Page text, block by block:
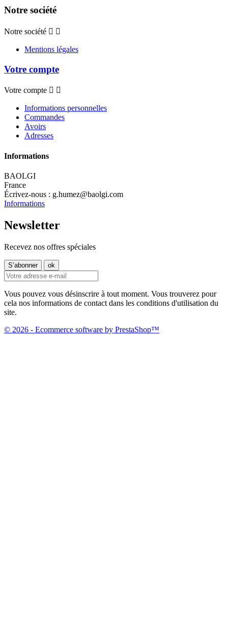
Notre société
Notre société  
Mentions légales
Votre compte
Votre compte  
Informations personnelles
Commandes
Avoirs
Adresses
Informations
BAOLGI
France
Écrivez-nous : g.humez@baolgi.com
Informations
Newsletter
Recevez nos offres spéciales
Vous pouvez vous désinscrire à tout moment. Vous trouverez pour
cela nos informations de contact dans les conditions d'utilisation du
site.
© 2026 - Ecommerce software by PrestaShop™